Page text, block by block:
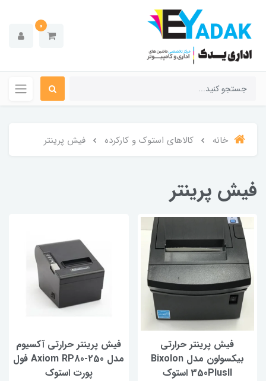
0
خانه کالاهای استوک و کارکرده فیش پرینتر
فیش پرینتر
فیش پرینتر حرارتی
بیکسولون مدل Bixolon
350PlusII استوک
فیش پرینتر حرارتی آکسیوم
مدل Axiom RP80-250 فول
پورت استوک